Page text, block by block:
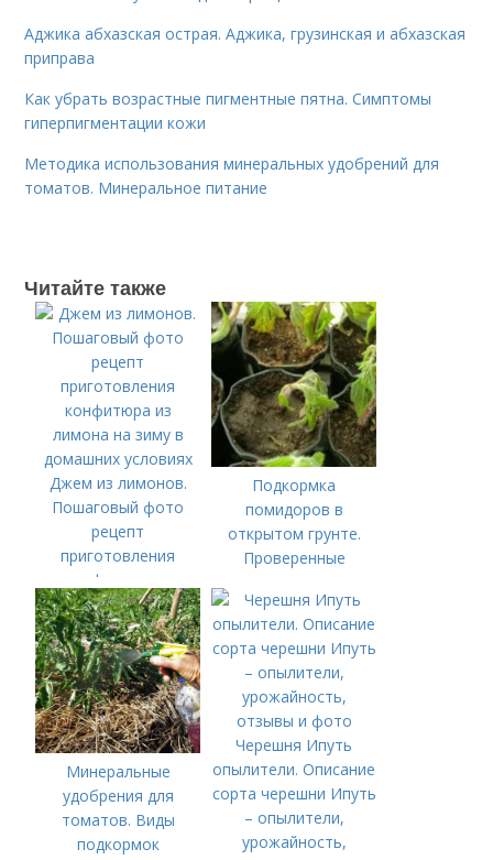
Аджика абхазская острая. Аджика, грузинская и абхазская
приправа
Как убрать возрастные пигментные пятна. Симптомы
гиперпигментации кожи
Методика использования минеральных удобрений для
томатов. Минеральное питание
Читайте также
Джем из лимонов.
Пошаговый фото
рецепт
приготовления
конфитюра из
лимона на зиму в
домашних условиях
Подкормка
помидоров в
открытом грунте.
Проверенные
минеральные
удобрения
Минеральные
удобрения для
томатов. Виды
подкормок
Черешня Ипуть
опылители. Описание
сорта черешни Ипуть
– опылители,
урожайность,